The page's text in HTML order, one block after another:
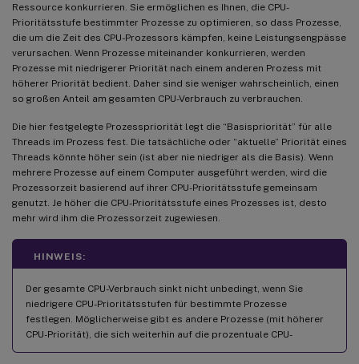
Ressource konkurrieren. Sie ermöglichen es Ihnen, die CPU-
Prioritätsstufe bestimmter Prozesse zu optimieren, so dass Prozesse,
die um die Zeit des CPU-Prozessors kämpfen, keine Leistungsengpässe
verursachen. Wenn Prozesse miteinander konkurrieren, werden
Prozesse mit niedrigerer Priorität nach einem anderen Prozess mit
höherer Priorität bedient. Daher sind sie weniger wahrscheinlich, einen
so großen Anteil am gesamten CPU-Verbrauch zu verbrauchen.
Die hier festgelegte Prozesspriorität legt die “Basispriorität” für alle
Threads im Prozess fest. Die tatsächliche oder “aktuelle” Priorität eines
Threads könnte höher sein (ist aber nie niedriger als die Basis). Wenn
mehrere Prozesse auf einem Computer ausgeführt werden, wird die
Prozessorzeit basierend auf ihrer CPU-Prioritätsstufe gemeinsam
genutzt. Je höher die CPU-Prioritätsstufe eines Prozesses ist, desto
mehr wird ihm die Prozessorzeit zugewiesen.
HINWEIS:
Der gesamte CPU-Verbrauch sinkt nicht unbedingt, wenn Sie
niedrigere CPU-Prioritätsstufen für bestimmte Prozesse
festlegen. Möglicherweise gibt es andere Prozesse (mit höherer
CPU-Priorität), die sich weiterhin auf die prozentuale CPU-